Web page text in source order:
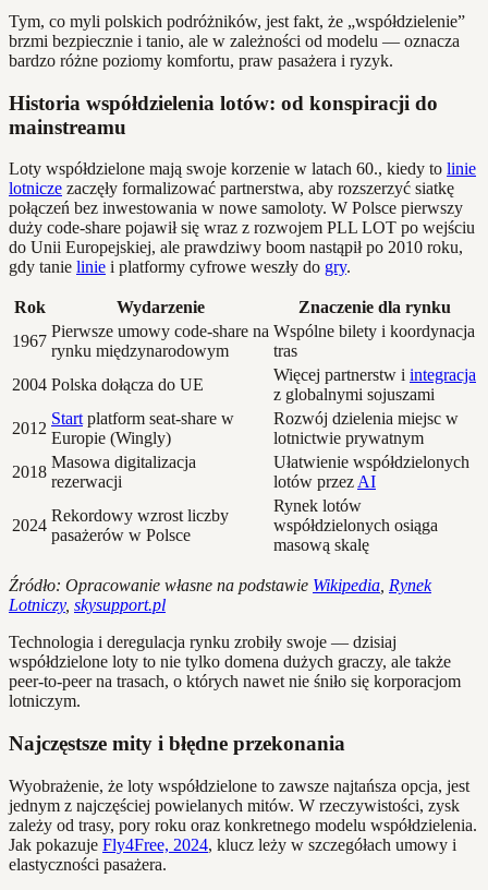
Tym, co myli polskich podróżników, jest fakt, że „współdzielenie”
brzmi bezpiecznie i tanio, ale w zależności od modelu — oznacza
bardzo różne poziomy komfortu, praw pasażera i ryzyk.
Historia współdzielenia lotów: od konspiracji do
mainstreamu
Loty współdzielone mają swoje korzenie w latach 60., kiedy to linie
lotnicze zaczęły formalizować partnerstwa, aby rozszerzyć siatkę
połączeń bez inwestowania w nowe samoloty. W Polsce pierwszy
duży code-share pojawił się wraz z rozwojem PLL LOT po wejściu
do Unii Europejskiej, ale prawdziwy boom nastąpił po 2010 roku,
gdy tanie linie i platformy cyfrowe weszły do gry.
Rok Wydarzenie
Znaczenie dla rynku
1967
Pierwsze umowy code-share na
rynku międzynarodowym
Wspólne bilety i koordynacja
tras
2004 Polska dołącza do UE
Więcej partnerstw i integracja
z globalnymi sojuszami
2012
Start platform seat-share w
Europie (Wingly)
Rozwój dzielenia miejsc w
lotnictwie prywatnym
2018
Masowa digitalizacja
rezerwacji
Ułatwienie współdzielonych
lotów przez AI
2024
Rekordowy wzrost liczby
pasażerów w Polsce
Rynek lotów
współdzielonych osiąga
masową skalę
Źródło: Opracowanie własne na podstawie Wikipedia Rynek
Lotniczy, skysupport.pl
Technologia i deregulacja rynku zrobiły swoje — dzisiaj
współdzielone loty to nie tylko domena dużych graczy, ale także
peer-to-peer na trasach, o których nawet nie śniło się korporacjom
lotniczym.
Najczęstsze mity i błędne przekonania
Wyobrażenie, że loty współdzielone to zawsze najtańsza opcja, jest
jednym z najczęściej powielanych mitów. W rzeczywistości, zysk
zależy od trasy, pory roku oraz konkretnego modelu współdzielenia.
Jak pokazuje Fly4Free, 2024, klucz leży w szczegółach umowy i
elastyczności pasażera.